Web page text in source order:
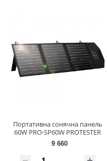
Портативна сонячна панель
60W PRO-SP60W PROTESTER
9 660